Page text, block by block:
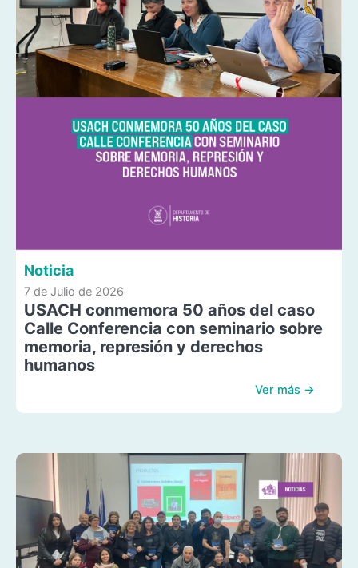
Noticia
7 de Julio de 2026
USACH conmemora 50 años del caso
Calle Conferencia con seminario sobre
memoria, represión y derechos
humanos
Ver más →